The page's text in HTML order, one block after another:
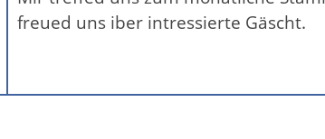
freued uns iber intressierte Gäscht.